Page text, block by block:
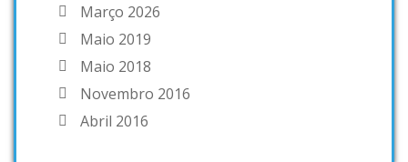
Março 2026
Maio 2019
Maio 2018
Novembro 2016
Abril 2016